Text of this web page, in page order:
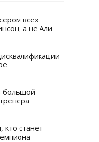
всех
а не Али
большой
кто станет